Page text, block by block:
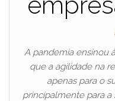
A pandemia ensinou
que a agilidade na
apenas para o
principalmente para a